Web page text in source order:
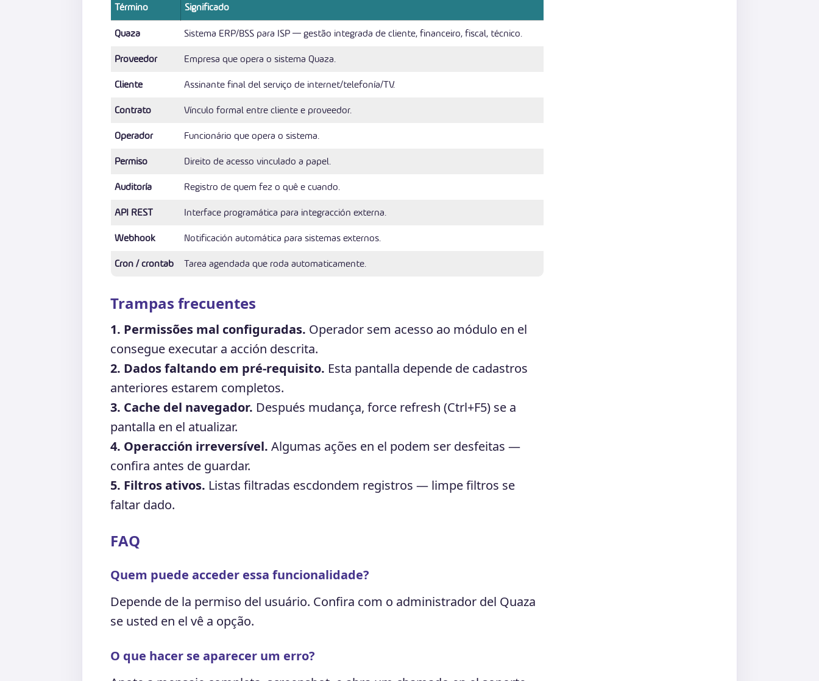
Término Significado
Quaza
Sistema ERP/BSS para ISP — gestão integrada de cliente, financeiro, fiscal, técnico.
Proveedor
Empresa que opera o sistema Quaza.
Cliente
Assinante final del serviço de internet/telefonía/TV.
Contrato
Vínculo formal entre cliente e proveedor.
Operador
Funcionário que opera o sistema.
Permiso
Direito de acesso vinculado a papel.
Auditoría
Registro de quem fez o quê e cuando.
API REST
Interface programática para integracción externa.
Webhook
Notificación automática para sistemas externos.
Cron / crontab
Tarea agendada que roda automaticamente.
Trampas frecuentes
1. Permissões mal configuradas. Operador sem acesso ao módulo en el
consegue executar a acción descrita.
2. Dados faltando em pré-requisito. Esta pantalla depende de cadastros
anteriores estarem completos.
3. Cache del navegador. Después mudança, force refresh (Ctrl+F5) se a
pantalla en el atualizar.
4. Operacción irreversível. Algumas ações en el podem ser desfeitas —
confira antes de guardar.
5. Filtros ativos. Listas filtradas escdondem registros — limpe filtros se
faltar dado.
FAQ
Quem puede acceder essa funcionalidade?
Depende de la permiso del usuário. Confira com o administrador del Quaza
se usted en el vê a opção.
O que hacer se aparecer um erro?